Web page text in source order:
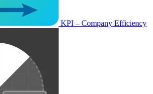
KPI – Company Efficiency